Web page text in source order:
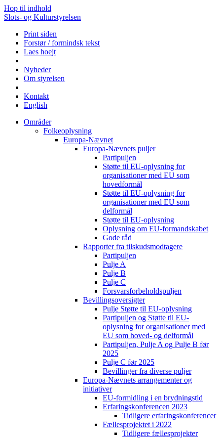
Hop til indhold
Slots- og Kulturstyrelsen
Print siden
Forstør / formindsk tekst
Laes hoejt
Nyheder
Om styrelsen
Kontakt
English
Områder
Folkeoplysning
Europa-Nævnet
Europa-Nævnets puljer
Partipuljen
Støtte til EU-oplysning for
organisationer med EU som
hovedformål
Støtte til EU-oplysning for
organisationer med EU som
delformål
Støtte til EU-oplysning
Oplysning om EU-formandskabet
Gode råd
Rapporter fra tilskudsmodtagere
Partipuljen
Pulje A
Pulje B
Pulje C
Forsvarsforbeholdspuljen
Bevillingsoversigter
Pulje Støtte til EU-oplysning
Partipuljen og Støtte til EU-
oplysning for organisationer med
EU som hoved- og delformål
Partipuljen, Pulje A og Pulje B før
2025
Pulje C før 2025
Bevillinger fra diverse puljer
Europa-Nævnets arrangementer og
initiativer
EU-formidling i en brydningstid
Erfaringskonferencen 2023
Tidligere erfaringskonferencer
Fællesprojektet i 2022
Tidligere fællesprojekter